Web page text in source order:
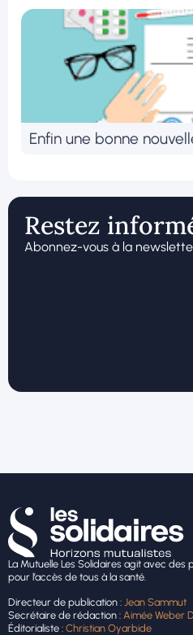
Enfin une bonne
Restez
Abonnez-vous à la
La Mutuelle Les Solidaires agit avec des
pour l’accès de tous à la santé.
Directeur de publication : Jean Sammut
Secrétaire de rédaction : Aimée Weber
Éditorialiste : Christian Oyarbide